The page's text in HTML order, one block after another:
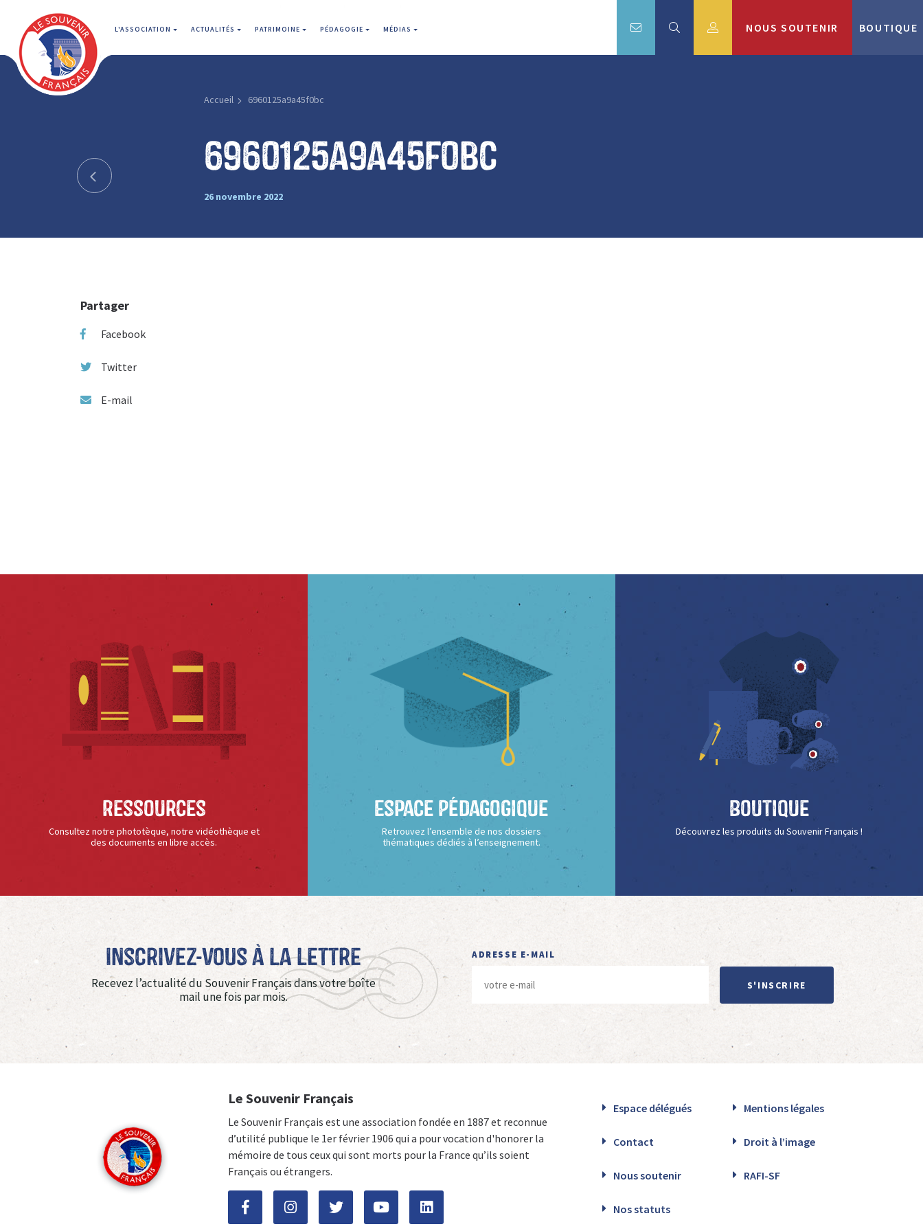
L'ASSOCIATION ACTUALITÉS PATRIMOINE PÉDAGOGIE MÉDIAS NOUS SOUTENIR BOUTIQUE
Accueil 6960125a9a45f0bc
6960125a9a45f0bc
26 novembre 2022
Partager
Facebook
Twitter
E-mail
Ressources
Consultez notre phototèque, notre vidéothèque et
des documents en libre accès.
Espace Pédagogique
Retrouvez l’ensemble de nos dossiers
thématiques dédiés à l’enseignement.
Boutique
Découvrez les produits du Souvenir Français !
Inscrivez-vous à La Lettre
Recevez l’actualité du Souvenir Français dans votre boîte
mail une fois par mois.
ADRESSE E-MAIL
S'INSCRIRE
Le Souvenir Français
Le Souvenir Français est une association fondée en 1887 et reconnue
d’utilité publique le 1er février 1906 qui a pour vocation d'honorer la
mémoire de tous ceux qui sont morts pour la France qu’ils soient
Français ou étrangers.
Espace délégués Mentions légales
Contact Droit à l’image
Nous soutenir RAFI-SF
Nos statuts